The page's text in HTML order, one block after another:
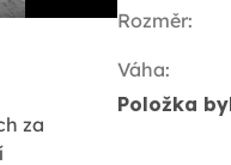
za
Rozměr:
Váha:
Položka